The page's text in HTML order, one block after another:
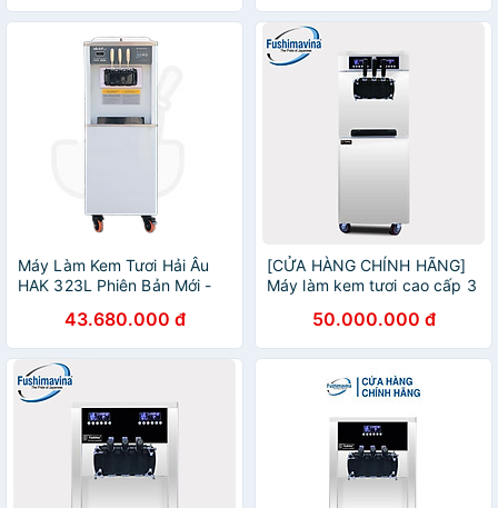
Máy Làm Kem Tươi Hải Âu
HAK 323L Phiên Bản Mới -
43.680.000 đ
[CỬA HÀNG CHÍNH HÃNG]
Máy làm kem tươi cao cấp 3
50.000.000 đ